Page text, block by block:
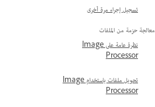
تسجيل إجراء مرة أخرى
معالجة حزمة من الملفات
نظرة عامة على Image
Processor
تحويل ملفات باستخدام Image
Processor